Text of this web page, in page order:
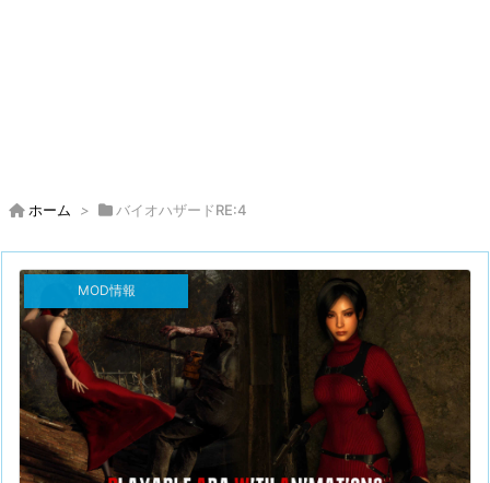
ホーム > バイオハザードRE:4
MOD情報